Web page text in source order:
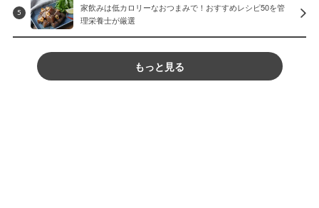
5
家飲みは低カロリーなおつまみで！おすすめレシピ50を管
理栄養士が厳選
もっと見る